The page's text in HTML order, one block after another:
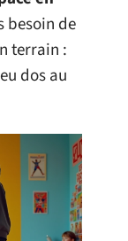
besoin de
terrain :
dos au